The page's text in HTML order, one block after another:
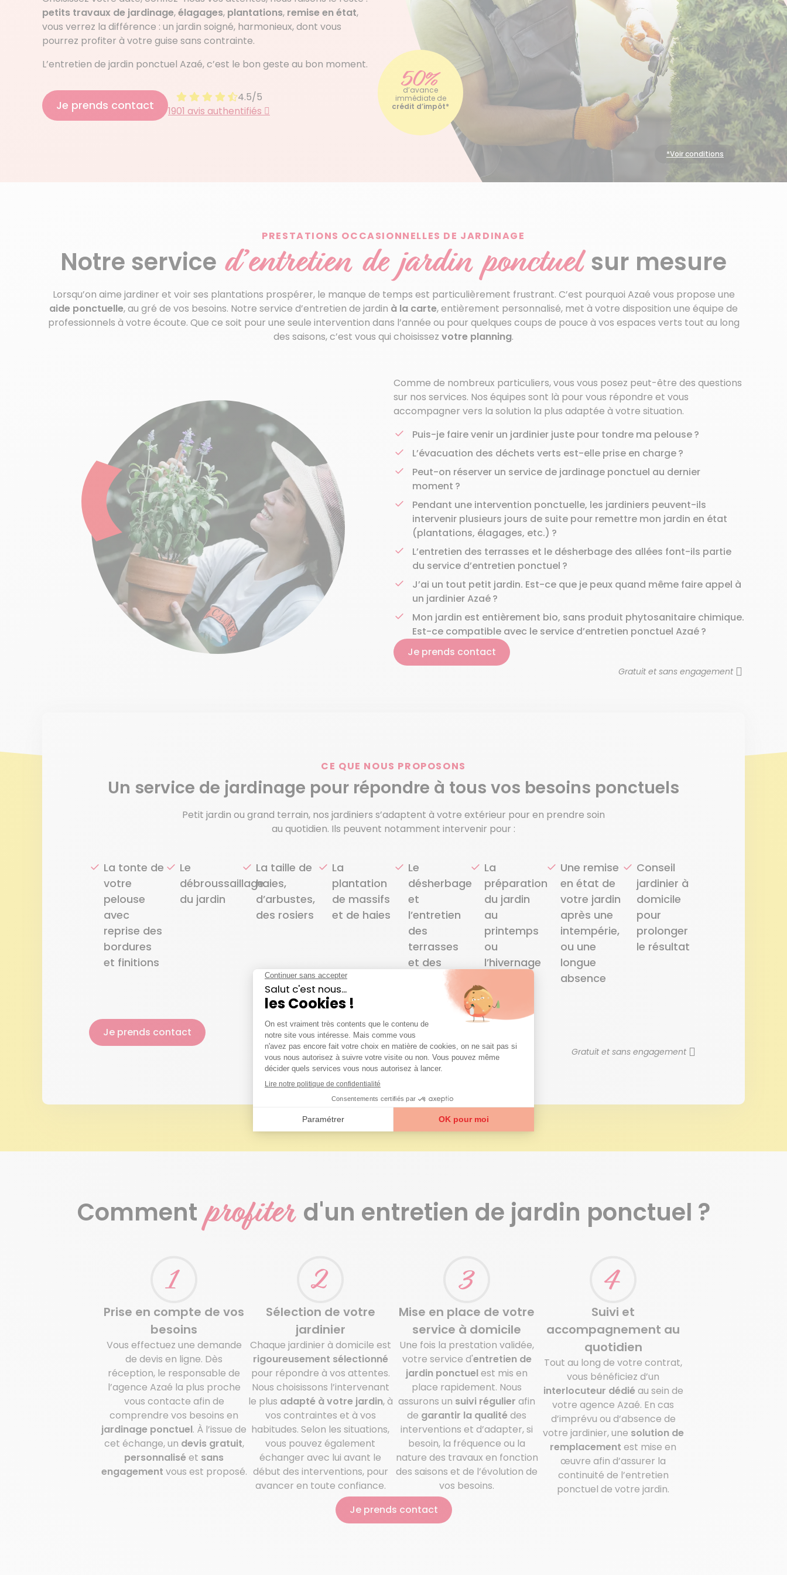
petits travaux de jardinage,élagages, plantations, remise en état,
vous verrez la différence : un jardin soigné, harmonieux, dont vous
pourrez profiter à votre guise sans contrainte.
L’entretien de jardin ponctuel Azaé, c’est le bon geste au bon moment.
Je prends contact 4.5 sur 5
4.5/5
1901 avis authentifiés
*Voir conditions
50%
d’avance
immédiate de
crédit d’impôt*
PRESTATIONS OCCASIONNELLES DE JARDINAGE
Notre service d’entretien de jardin ponctuel sur mesure
Lorsqu’on aime jardiner et voir ses plantations prospérer, le manque de temps est particulièrement frustrant. C’est pourquoi Azaé vous propose une
aide ponctuelle, au gré de vos besoins. Notre service d’entretien de jardin à la carte, entièrement personnalisé, met à votre disposition une équipe de
professionnels à votre écoute. Que ce soit pour une seule intervention dans l’année ou pour quelques coups de pouce à vos espaces verts tout au long
des saisons, c’est vous qui choisissez votre planning.
Comme de nombreux particuliers, vous vous posez peut-être des questions
sur nos services. Nos équipes sont là pour vous répondre et vous
accompagner vers la solution la plus adaptée à votre situation.
Puis-je faire venir un jardinier juste pour tondre ma pelouse ?
L’évacuation des déchets verts est-elle prise en charge ?
Peut-on réserver un service de jardinage ponctuel au dernier
moment ?
Pendant une intervention ponctuelle, les jardiniers peuvent-ils
intervenir plusieurs jours de suite pour remettre mon jardin en état
(plantations, élagages, etc.) ?
L’entretien des terrasses et le désherbage des allées font-ils partie
du service d’entretien ponctuel ?
J’ai un tout petit jardin. Est-ce que je peux quand même faire appel à
un jardinier Azaé ?
Mon jardin est entièrement bio, sans produit phytosanitaire chimique.
Est-ce compatible avec le service d’entretien ponctuel Azaé ?
Je prends contact
Gratuit et sans engagement
CE QUE NOUS PROPOSONS
Un service de jardinage pour répondre à tous vos besoins ponctuels
Petit jardin ou grand terrain, nos jardiniers s’adaptent à votre extérieur pour en prendre soin
au quotidien. Ils peuvent notamment intervenir pour :
La tonte de
votre
pelouse
avec
reprise des
bordures
et finitions
Le
débroussaillage
du jardin
La taille de
haies,
d’arbustes,
des rosiers
La
plantation
de massifs
et de haies
Le
désherbage
et
l’entretien
des
terrasses
et des
La
préparation
du jardin
au
printemps
ou
l’hivernage
Une remise
en état de
votre jardin
après une
intempérie,
ou une
longue
absence
Conseil
jardinier à
domicile
pour
prolonger
le résultat
Je prends contact
Gratuit et sans engagement
Commentprofiter d'un entretien de jardin ponctuel ?
Prise en compte de vos
besoins
Vous effectuez une demande
de devis en ligne. Dès
réception, le responsable de
l’agence Azaé la plus proche
vous contacte afin de
comprendre vos besoins en
jardinage ponctuel. À l’issue de
cet échange, un devis gratuit,
personnalisé et sans
engagement vous est proposé.
Sélection de votre
jardinier
Chaque jardinier à domicile est
rigoureusement sélectionné
pour répondre à vos attentes.
Nous choisissons l’intervenant
le plus adapté à votre jardin, à
vos contraintes et à vos
habitudes. Selon les situations,
vous pouvez également
échanger avec lui avant le
début des interventions, pour
avancer en toute confiance.
Mise en place de votre
service à domicile
Une fois la prestation validée,
votre service d'entretien de
jardin ponctuelest mis en
place rapidement. Nous
assurons un suivi régulier afin
de garantir la qualité des
interventions et d’adapter, si
besoin, la fréquence ou la
nature des travaux en fonction
des saisons et de l’évolution de
vos besoins.
Suivi et
accompagnement au
quotidien
Tout au long de votre contrat,
vous bénéficiez d’un
interlocuteur dédié au sein de
votre agence Azaé. En cas
d’imprévu ou d’absence de
votre jardinier, une solution de
remplacement est mise en
œuvre afin d’assurer la
continuité de l’entretien
ponctuel de votre jardin.
Je prends contact